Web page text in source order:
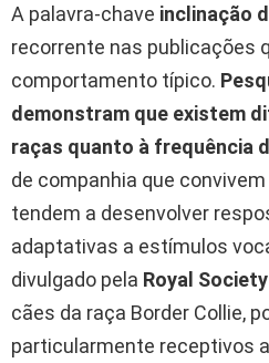
A palavra-chave inclinação
recorrente nas publicações
comportamento típico.
demonstram que existem
raças quanto à frequência
de companhia que
tendem a desenvolver
adaptativas a estímulos
divulgado pela Royal Society
cães da raça Border Collie,
particularmente receptivos